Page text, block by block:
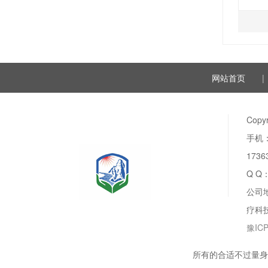
网站首页 |
手机
Q Q
公司
疗科
豫
所有的合适不过量